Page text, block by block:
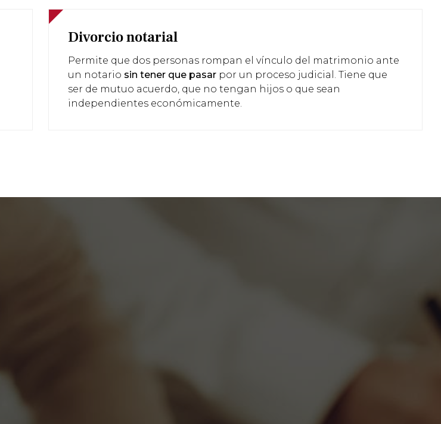
Divorcio notarial
Permite que dos personas rompan el vínculo del matrimonio ante
un notario sin tener que pasar por un proceso judicial. Tiene que
ser de mutuo acuerdo, que no tengan hijos o que sean
independientes económicamente.